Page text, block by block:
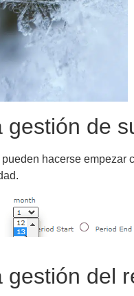
gestión de
hacerse
gestión del